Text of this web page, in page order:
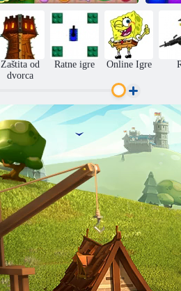
Vrtne priče 3
Zaštita od
dvorca
Ratne igre Online Igre